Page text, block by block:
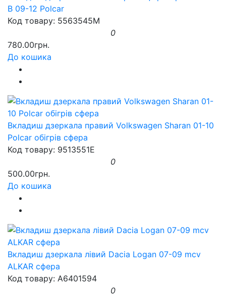
B 09-12 Polcar
Код товару: 5563545M
0
780.00грн.
До кошика
Вкладиш дзеркала правий Volkswagen Sharan 01-10
Polcar обігрів сфера
Код товару: 9513551E
0
500.00грн.
До кошика
Вкладиш дзеркала лівий Dacia Logan 07-09 mcv
ALKAR сфера
Код товару: A6401594
0